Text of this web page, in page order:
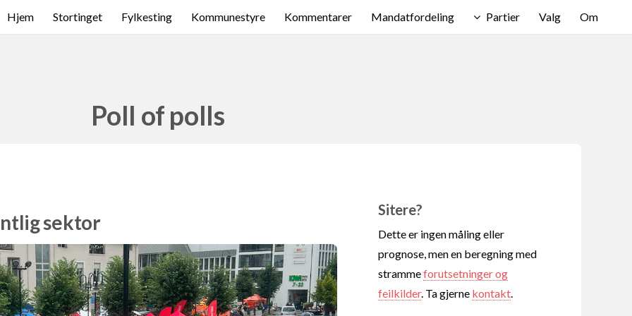
Hjem Stortinget Fylkesting Kommunestyre Kommentarer Mandatfordeling Partier Valg Om
Poll of polls
sektor
Sitere?
Dette er ingen måling eller
prognose, men en beregning med
strammeforutsetninger og
feilkilder. Ta gjerne kontakt